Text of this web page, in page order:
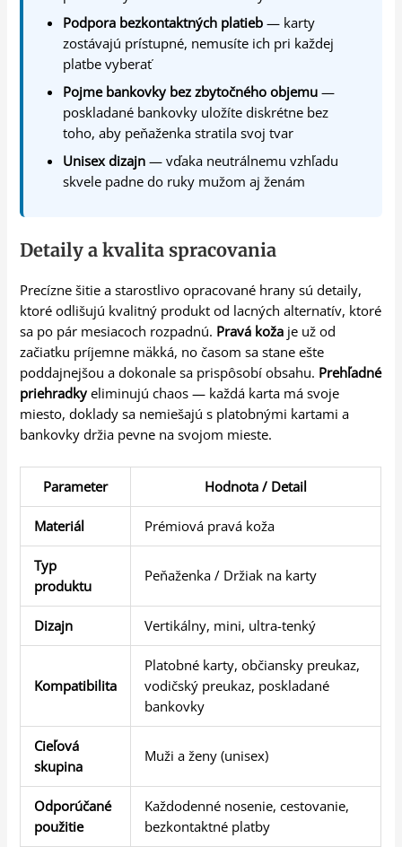
Podpora bezkontaktných platieb — karty
zostávajú prístupné, nemusíte ich pri každej
platbe vyberať
Pojme bankovky bez zbytočného objemu —
poskladané bankovky uložíte diskrétne bez
toho, aby peňaženka stratila svoj tvar
Unisex dizajn — vďaka neutrálnemu vzhľadu
skvele padne do ruky mužom aj ženám
Detaily a kvalita spracovania
Precízne šitie a starostlivo opracované hrany sú detaily,
ktoré odlišujú kvalitný produkt od lacných alternatív, ktoré
sa po pár mesiacoch rozpadnú. Pravá koža je už od
začiatku príjemne mäkká, no časom sa stane ešte
poddajnejšou a dokonale sa prispôsobí obsahu. Prehľadné
priehradky eliminujú chaos — každá karta má svoje
miesto, doklady sa nemiešajú s platobnými kartami a
bankovky držia pevne na svojom mieste.
Parameter Hodnota / Detail
Materiál Prémiová pravá koža
Typ
produktu
Peňaženka / Držiak na karty
Dizajn Vertikálny, mini, ultra-tenký
Kompatibilita
Platobné karty, občiansky preukaz,
vodičský preukaz, poskladané
bankovky
Cieľová
skupina
Muži a ženy (unisex)
Odporúčané
použitie
Každodenné nosenie, cestovanie,
bezkontaktné platby